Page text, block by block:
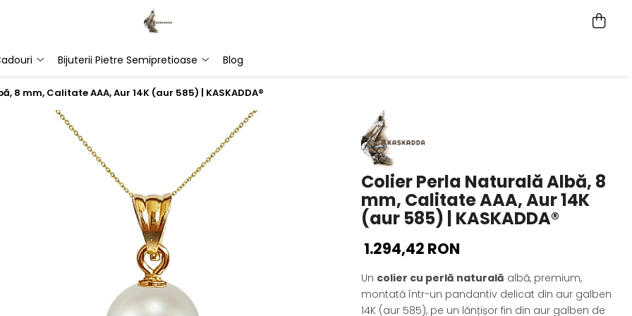
Bijuterii Pietre Semipretioase Blog
8 mm, Calitate AAA, Aur 14K (aur 585) | KASKADDA®
Colier Perla Naturală Albă, 8
mm, Calitate AAA, Aur 14K
(aur 585) | KASKADDA®
1.294,42 RON
Un colier cu perlă naturală albă, premium,
montată într-un pandantiv delicat din aur galben
14K (aur 585), pe un lănțișor fin din aur galben de